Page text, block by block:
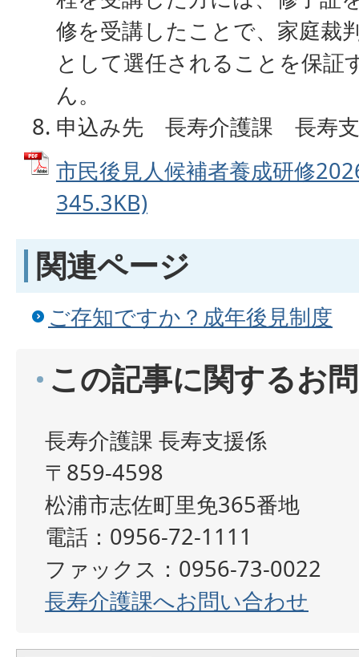
修を受講したことで、家庭裁
として選任されることを保証
ん。
申込み先 長寿介護課 長寿
市民後見人候補者養成研修
345.3KB)
関連ページ
ご存知ですか？成年後見制度
この記事に関するお
長寿介護課 長寿支援係
〒859-4598
松浦市志佐町里免365番地
電話：0956-72-1111
ファックス：0956-73-0022
長寿介護課へお問い合わせ